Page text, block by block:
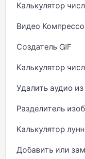
Калькулятор
Видео
Создатель GIF
Калькулятор
Удалить аудио
Разделитель
Калькулятор
Добавить или